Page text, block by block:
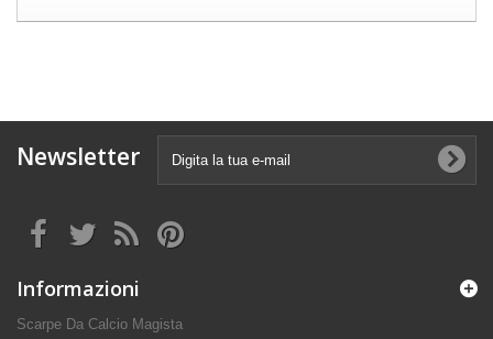
Newsletter
Informazioni
Scarpe Da Calcio Magista